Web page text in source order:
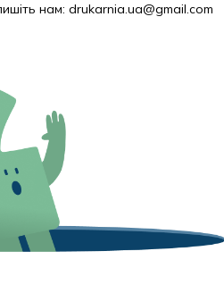
нам: drukarnia.ua@gmail.com